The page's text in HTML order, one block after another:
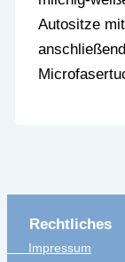
Autositze
Rechtliches
Impressum